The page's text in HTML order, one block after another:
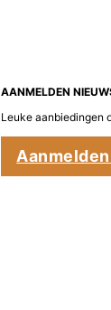
AANMELDEN
Leuke aanbiedingen